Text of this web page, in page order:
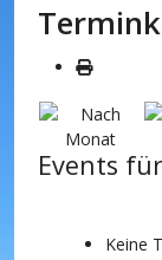
Events für
Keine